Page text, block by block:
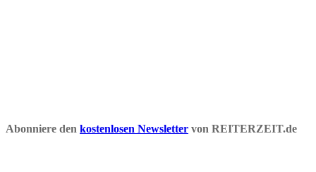
Abonniere den kostenlosen Newsletter von REITERZEIT.de